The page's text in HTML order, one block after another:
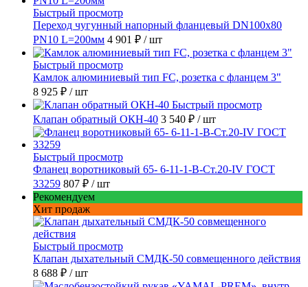
Быстрый просмотр
Переход чугунный напорный фланцевый DN100х80
PN10 L=200мм 4 901 ₽ / шт
Быстрый просмотр
Камлок алюминиевый тип FC, розетка с фланцем 3"
8 925 ₽ / шт
Быстрый просмотр
Клапан обратный ОКН-40 3 540 ₽ / шт
Быстрый просмотр
Фланец воротниковый 65- 6-11-1-B-Ст.20-IV ГОСТ
33259 807 ₽ / шт
Рекомендуем
Хит продаж
Быстрый просмотр
Клапан дыхательный СМДК-50 совмещенного действия
8 688 ₽ / шт